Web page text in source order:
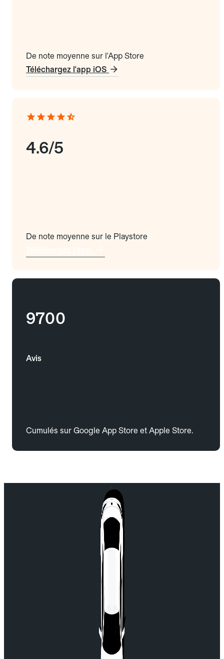
De note moyenne sur l'App Store
Téléchargez l'app iOS
4.6/5
De note moyenne sur le Playstore
9700
Avis
Cumulés sur Google App Store et Apple Store.